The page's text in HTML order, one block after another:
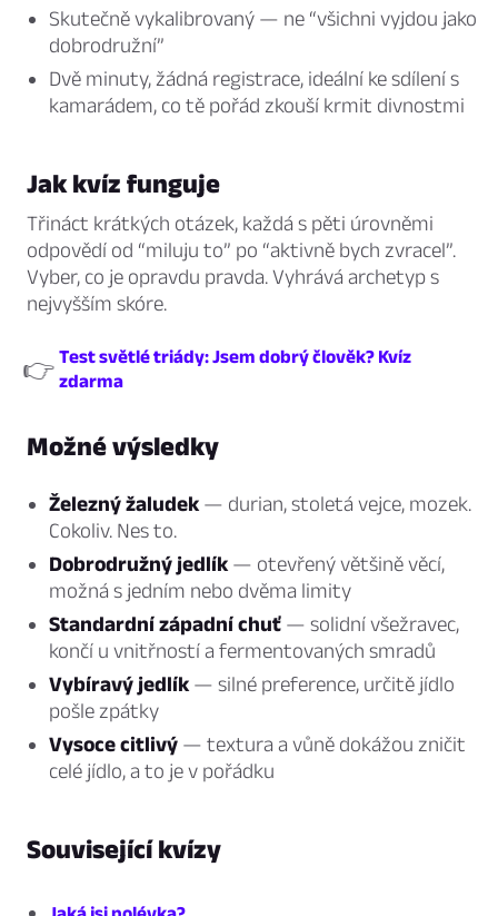
Skutečně vykalibrovaný — ne “všichni vyjdou jako
dobrodružní”
Dvě minuty, žádná registrace, ideální ke sdílení s
kamarádem, co tě pořád zkouší krmit divnostmi
Jak kvíz funguje
Třináct krátkých otázek, každá s pěti úrovněmi
odpovědí od “miluju to” po “aktivně bych zvracel”.
Vyber, co je opravdu pravda. Vyhrává archetyp s
nejvyšším skóre.
👉 Test světlé triády: Jsem dobrý člověk? Kvíz
zdarma
Možné výsledky
Železný žaludek— durian, stoletá vejce, mozek.
Cokoliv. Nes to.
Dobrodružný jedlík— otevřený většině věcí,
možná s jedním nebo dvěma limity
Standardní západní chuť — solidní všežravec,
končí u vnitřností a fermentovaných smradů
Vybíravý jedlík— silné preference, určitě jídlo
pošle zpátky
Vysoce citlivý — textura a vůně dokážou zničit
celé jídlo, a to je v pořádku
Související kvízy